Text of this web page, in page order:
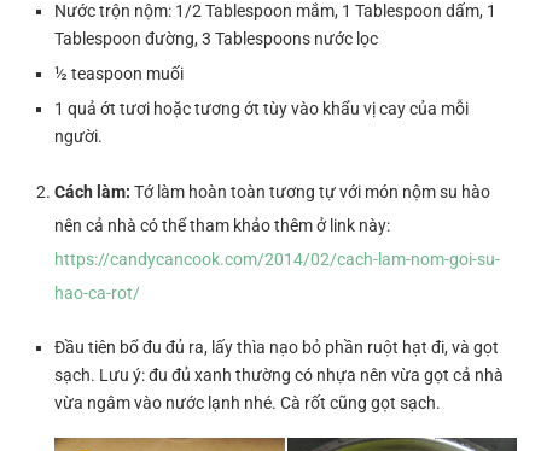
Nước trộn nộm: 1/2 Tablespoon mắm, 1 Tablespoon dấm, 1
Tablespoon đường, 3 Tablespoons nước lọc
½ teaspoon muối
1 quả ớt tươi hoặc tương ớt tùy vào khẩu vị cay của mỗi
người.
Cách làm: Tớ làm hoàn toàn tương tự với món nộm su hào
nên cả nhà có thể tham khảo thêm ở link này:
https://candycancook.com/2014/02/cach-lam-nom-goi-su-
hao-ca-rot/
Đầu tiên bổ đu đủ ra, lấy thìa nạo bỏ phần ruột hạt đi, và gọt
sạch. Lưu ý: đu đủ xanh thường có nhựa nên vừa gọt cả nhà
vừa ngâm vào nước lạnh nhé. Cà rốt cũng gọt sạch.